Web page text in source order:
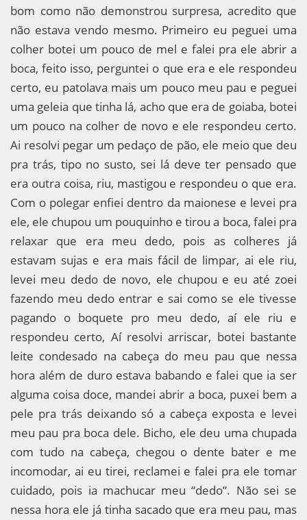
bom como não demonstrou surpresa, acredito que
não estava vendo mesmo. Primeiro eu peguei uma
colher botei um pouco de mel e falei pra ele abrir a
boca, feito isso, perguntei o que era e ele respondeu
certo, eu patolava mais um pouco meu pau e peguei
uma geleia que tinha lá, acho que era de goiaba, botei
um pouco na colher de novo e ele respondeu certo.
Ai resolvi pegar um pedaço de pão, ele meio que deu
pra trás, tipo no susto, sei lá deve ter pensado que
era outra coisa, riu, mastigou e respondeu o que era.
Com o polegar enfiei dentro da maionese e levei pra
ele, ele chupou um pouquinho e tirou a boca, falei pra
relaxar que era meu dedo, pois as colheres já
estavam sujas e era mais fácil de limpar, ai ele riu,
levei meu dedo de novo, ele chupou e eu até zoei
fazendo meu dedo entrar e sai como se ele tivesse
pagando o boquete pro meu dedo, aí ele riu e
respondeu certo, Aí resolvi arriscar, botei bastante
leite condesado na cabeça do meu pau que nessa
hora além de duro estava babando e falei que ia ser
alguma coisa doce, mandei abrir a boca, puxei bem a
pele pra trás deixando só a cabeça exposta e levei
meu pau pra boca dele. Bicho, ele deu uma chupada
com tudo na cabeça, chegou o dente bater e me
incomodar, ai eu tirei, reclamei e falei pra ele tomar
cuidado, pois ia machucar meu “dedo”. Não sei se
nessa hora ele já tinha sacado que era meu pau, mas